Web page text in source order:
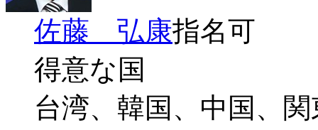
佐藤 弘康指名可
得意な国
台湾、韓国、中国、